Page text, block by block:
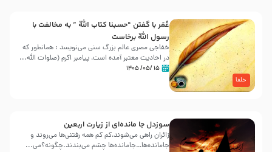
خلفا
عُمَر با گفتن “حسبنا كتاب اللّه ” به مخالفت با
رسول اللّه برخاست
خفاجی مصری عالم بزرگ سنی می‌نویسد : همانطور که
در احادیث معتبر آمده است، پیامبر اکرم (صلوات اللّه...
۱۵ /۰۵/ ۱۴۰۵
سوزدل جا مانده‌ای از زیارت اربعین
زائران راهی می‌شوند،کم‌ کم همه رفتنی‌ها می‌روند و
جامانده‌ها…جامانده‌ها چشم می‌بندند.چگونه؟می‌...